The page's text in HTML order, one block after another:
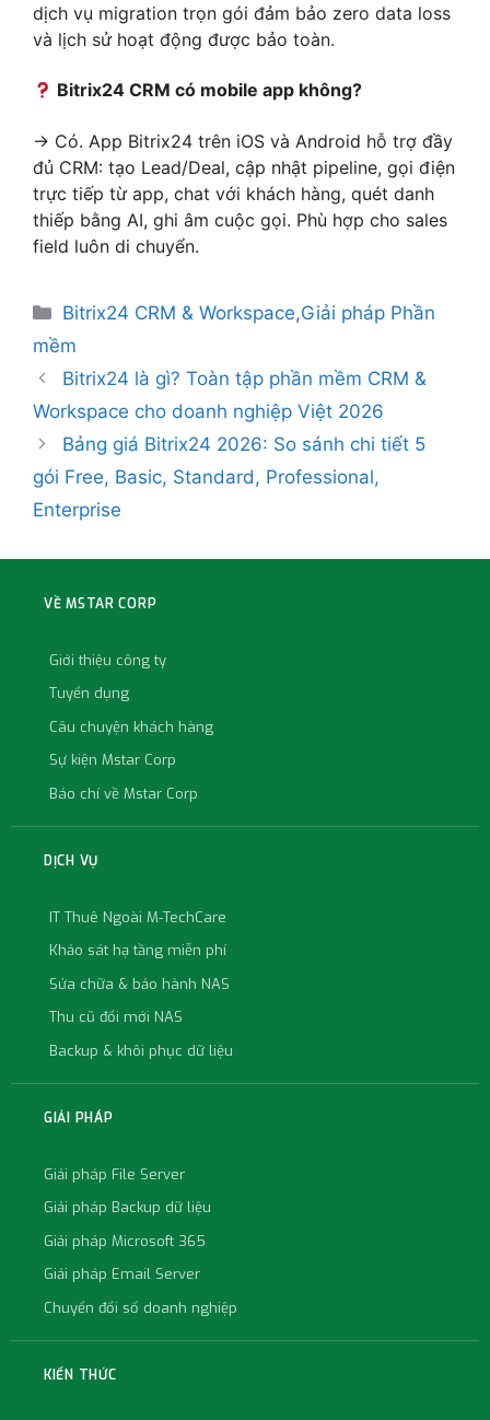
dịch vụ migration trọn gói đảm bảo zero data loss
và lịch sử hoạt động được bảo toàn.
Bitrix24 CRM có mobile app không?
→ Có. App Bitrix24 trên iOS và Android hỗ trợ đầy
đủ CRM: tạo Lead/Deal, cập nhật pipeline, gọi điện
trực tiếp từ app, chat với khách hàng, quét danh
thiếp bằng AI, ghi âm cuộc gọi. Phù hợp cho sales
field luôn di chuyển.
Bitrix24 CRM & Workspace,Giải pháp Phần
mềm
Bitrix24 là gì? Toàn tập phần mềm CRM &
Workspace cho doanh nghiệp Việt 2026
Bảng giá Bitrix24 2026: So sánh chi tiết 5
gói Free, Basic, Standard, Professional,
Enterprise
VỀ MSTAR CORP
Giới thiệu công ty
Tuyển dụng
Câu chuyện khách hàng
Sự kiện Mstar Corp
Báo chí về Mstar Corp
DỊCH VỤ
IT Thuê Ngoài M-TechCare
Khảo sát hạ tầng miễn phí
Sửa chữa & bảo hành NAS
Thu cũ đổi mới NAS
Backup & khôi phục dữ liệu
GIẢI PHÁP
Giải pháp File Server
Giải pháp Backup dữ liệu
Giải pháp Microsoft 365
Giải pháp Email Server
Chuyển đổi số doanh nghiệp
KIẾN THỨC